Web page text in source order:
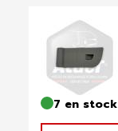
7 en stock